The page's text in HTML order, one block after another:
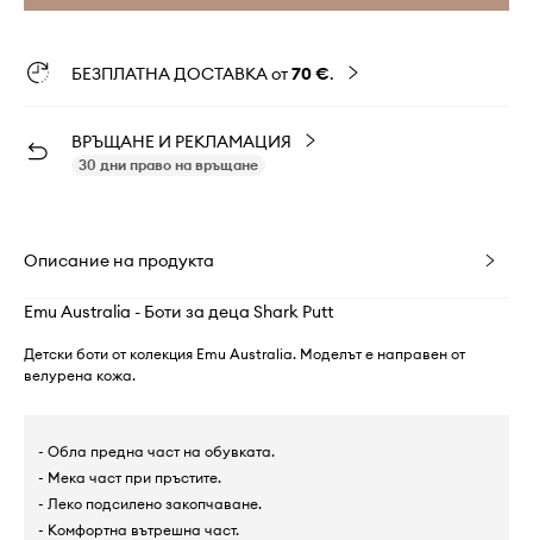
БЕЗПЛАТНА ДОСТАВКА от70 €.
ВРЪЩАНЕ И РЕКЛАМАЦИЯ
30 дни право на връщане
Описание на продукта
Emu Australia - Боти за деца Shark Putt
Детски боти от колекция Emu Australia. Моделът е направен от
велурена кожа.
- Обла предна част на обувката.
- Мека част при пръстите.
- Леко подсилено закопчаване.
- Комфортна вътрешна част.